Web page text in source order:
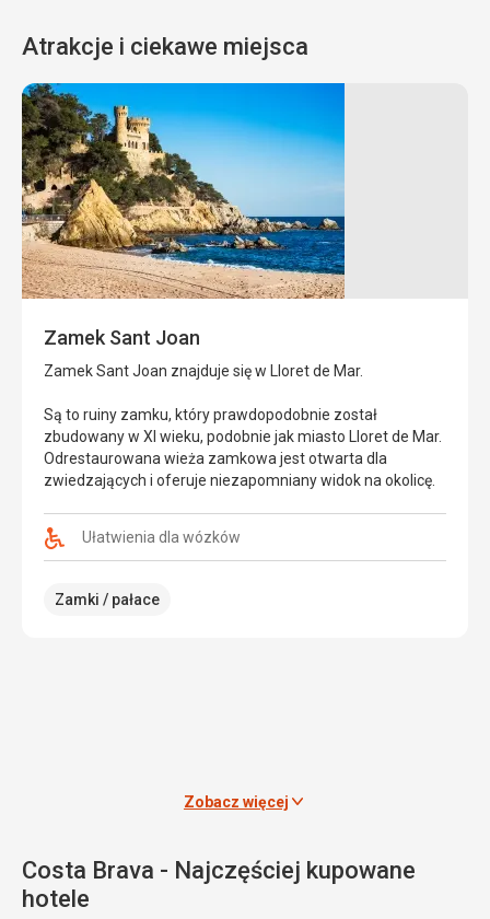
Atrakcje i ciekawe miejsca
Zamek Sant Joan
Zamek Sant Joan znajduje się w Lloret de Mar.
Są to ruiny zamku, który prawdopodobnie został
zbudowany w XI wieku, podobnie jak miasto Lloret de Mar.
Odrestaurowana wieża zamkowa jest otwarta dla
zwiedzających i oferuje niezapomniany widok na okolicę.
Ułatwienia dla wózków
Zamki / pałace
Cap
de
Creus
Cap
de
Creus
znajduje
północno-
części
Katalonii.
półwysep,
którym
hektarów
i
jest
Ogród
botaniczny
Marimurtra
Ogród
botaniczny
Marimurtra
znajduje
Blanes.
Jest
światowej
sławy
ogród
botaniczny,
szczyci
ponad
gatunków
tu
także
wiele
Zobacz więcej
Costa Brava - Najczęściej kupowane
hotele